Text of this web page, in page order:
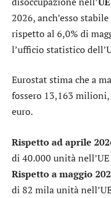
2026, anch’esso
rispetto al 6,0% di
l’ufficio statistico
Eurostat stima che a
fossero 13,163
euro.
Rispetto ad aprile
di 40.000 unità
Rispetto a maggio
di 82 mila unità